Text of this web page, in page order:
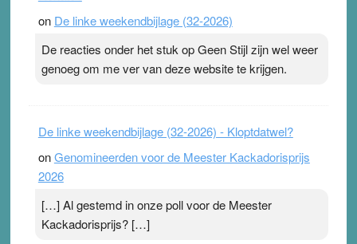
terwijl ze meer zuurstof opnemen. Daarop heeft zo’n
ademen’ kan goud waard zijn. Door…Lees meer
Pleisterplakkers in de topspsort ›[...]
on De linke weekendbijlage (32-2026)
De reacties onder het stuk op Geen Stijl zijn wel weer
genoeg om me ver van deze website te krijgen.
De linke weekendbijlage (32-2026) - Kloptdatwel?
onGenomineerden voor de Meester Kackadorisprijs
2026
[…] Al gestemd in onze poll voor de Meester
Kackadorisprijs? […]